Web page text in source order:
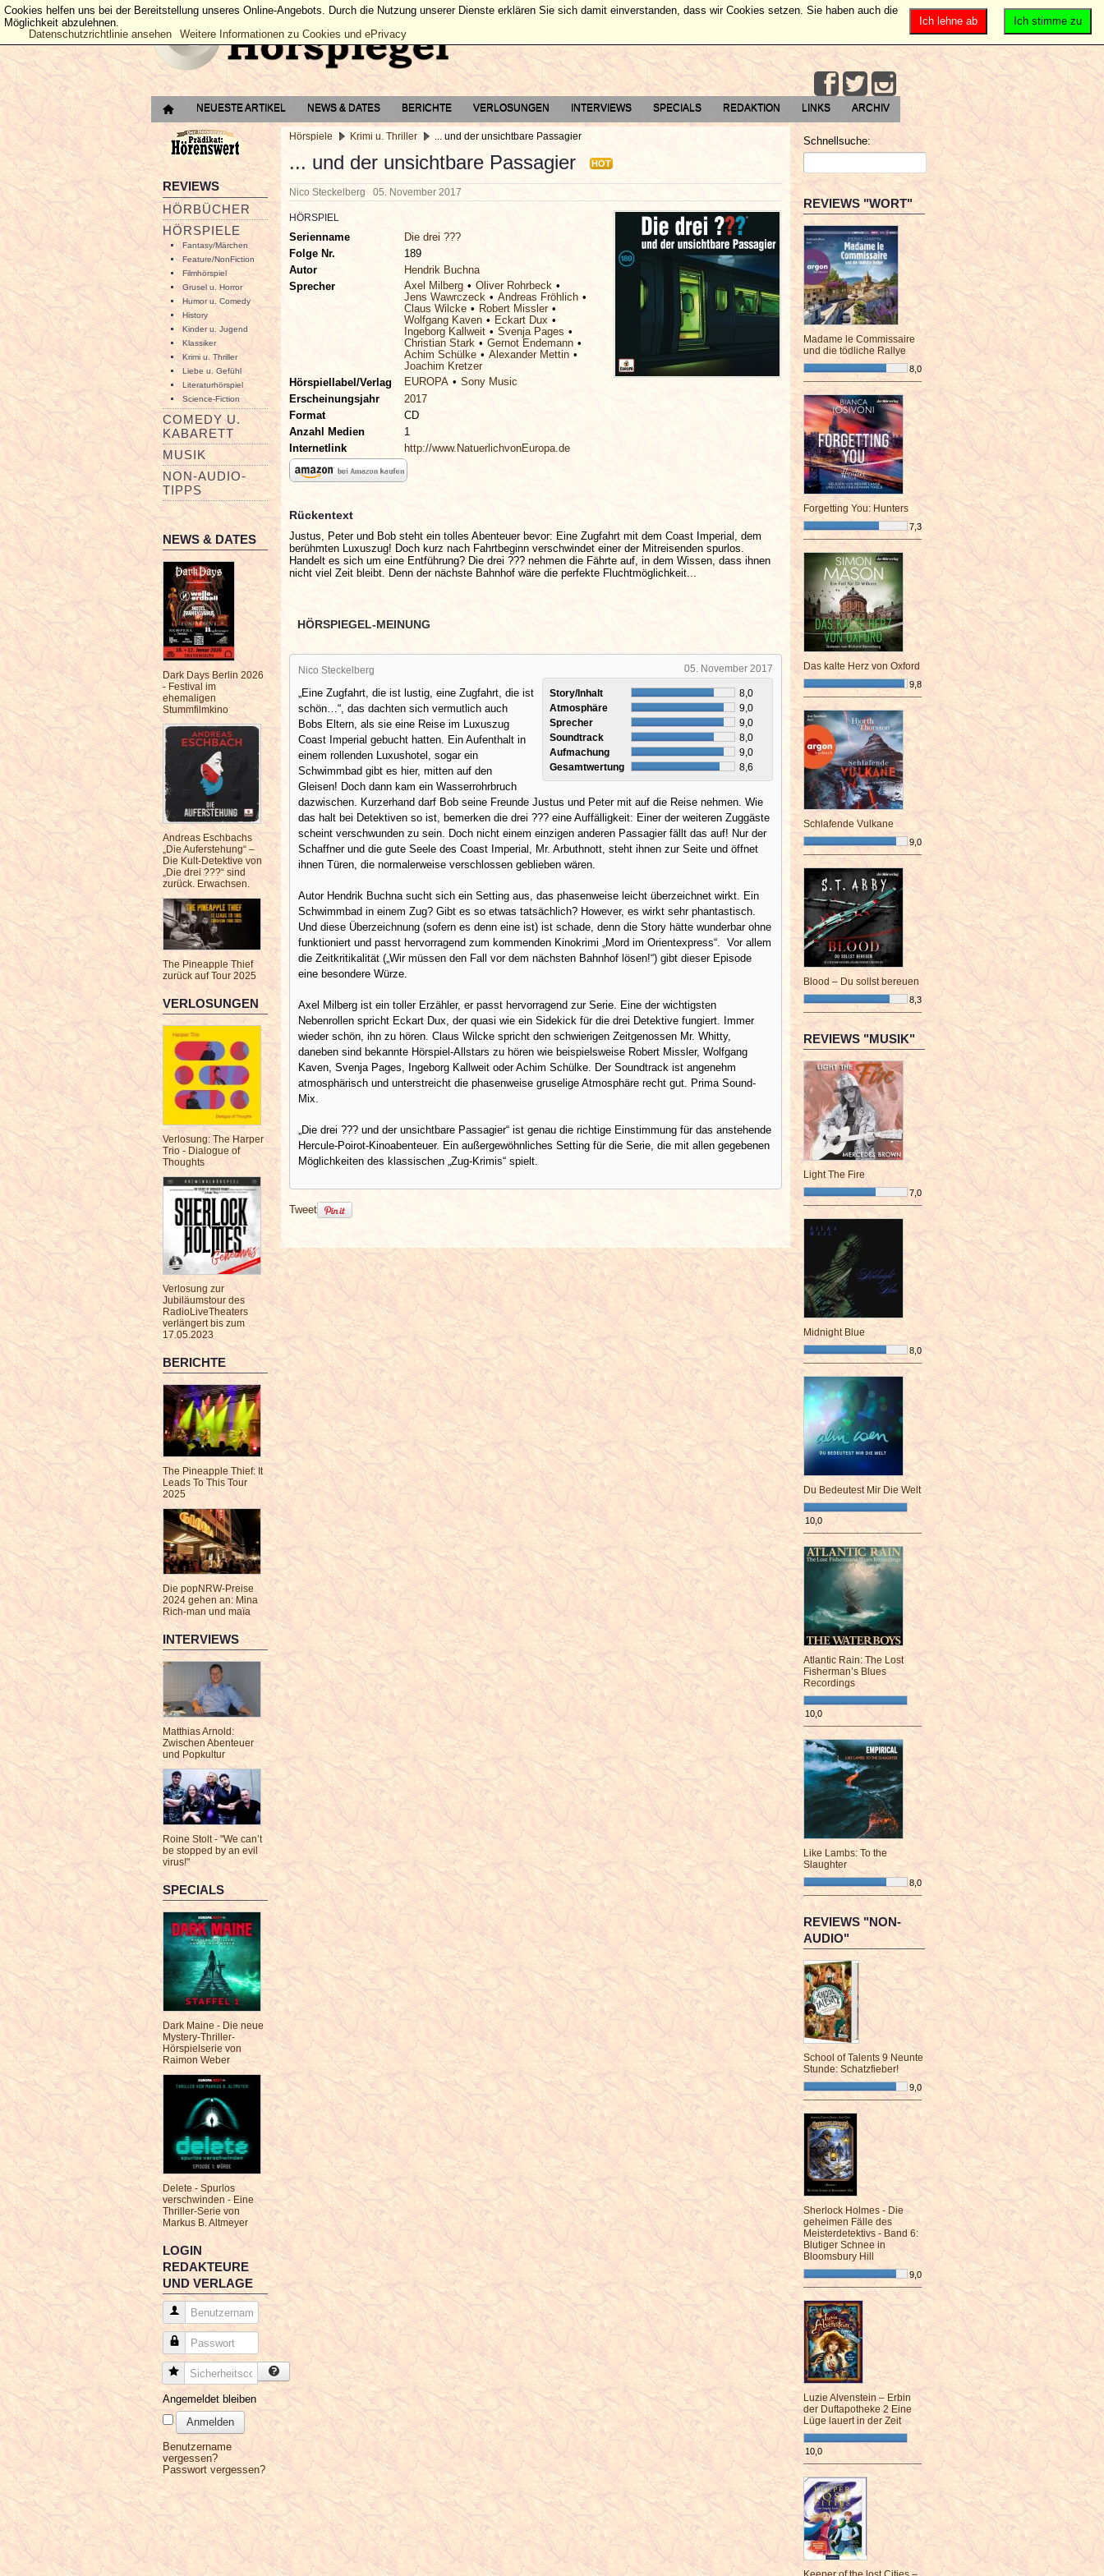
NEUESTE ARTIKEL NEWS & DATES BERICHTE VERLOSUNGEN INTERVIEWS SPECIALS REDAKTION LINKS ARCHIV
REVIEWS
HÖRBÜCHER
HÖRSPIELE
Fantasy/Märchen
Feature/NonFiction
Filmhörspiel
Grusel u. Horror
Humor u. Comedy
History
Kinder u. Jugend
Klassiker
Krimi u. Thriller
Liebe u. Gefühl
Literaturhörspiel
Science-Fiction
COMEDY U.
KABARETT
MUSIK
NON-AUDIO-
TIPPS
NEWS & DATES
Dark Days Berlin 2026
- Festival im
ehemaligen
Stummfilmkino
Andreas Eschbachs
„Die Auferstehung“ –
Die Kult-Detektive von
„Die drei ???“ sind
zurück. Erwachsen.
The Pineapple Thief
zurück auf Tour 2025
VERLOSUNGEN
Verlosung: The Harper
Trio - Dialogue of
Thoughts
Verlosung zur
Jubiläumstour des
RadioLiveTheaters
verlängert bis zum
17.05.2023
BERICHTE
The Pineapple Thief: It
Leads To This Tour
2025
Die popNRW-Preise
2024 gehen an: Mina
Rich-man und maïa
INTERVIEWS
Matthias Arnold:
Zwischen Abenteuer
und Popkultur
Roine Stolt - "We can’t
be stopped by an evil
virus!"
SPECIALS
Dark Maine - Die neue
Mystery-Thriller-
Hörspielserie von
Raimon Weber
Delete - Spurlos
verschwinden - Eine
Thriller-Serie von
Markus B. Altmeyer
LOGIN
REDAKTEURE
UND VERLAGE
Benutzername
Passwort
Sicherheitscode
Angemeldet bleiben
Anmelden
Benutzername
vergessen?
Passwort vergessen?
Hörspiele Krimi u. Thriller ... und der unsichtbare Passagier
... und der unsichtbare Passagier HOT
Nico Steckelberg 05. November 2017
HÖRSPIEL
Serienname
Die drei ???
Folge Nr.
189
Autor
Hendrik Buchna
Sprecher
Axel Milberg
Oliver Rohrbeck
Jens Wawrczeck
Andreas Fröhlich
Claus Wilcke
Robert Missler
Wolfgang Kaven
Eckart Dux
Ingeborg Kallweit
Svenja Pages
Christian Stark
Gernot Endemann
Achim Schülke
Alexander Mettin
Joachim Kretzer
Hörspiellabel/Verlag
EUROPA
Sony Music
Erscheinungsjahr
2017
Format
CD
Anzahl Medien
1
Internetlink
http://www.NatuerlichvonEuropa.de
Rückentext
Justus, Peter und Bob steht ein tolles Abenteuer bevor: Eine Zugfahrt mit dem Coast Imperial, dem
berühmten Luxuszug! Doch kurz nach Fahrtbeginn verschwindet einer der Mitreisenden spurlos.
Handelt es sich um eine Entführung? Die drei ??? nehmen die Fährte auf, in dem Wissen, dass ihnen
nicht viel Zeit bleibt. Denn der nächste Bahnhof wäre die perfekte Fluchtmöglichkeit...
HÖRSPIEGEL-MEINUNG
05. November 2017
Nico Steckelberg
Story/Inhalt
8,0
Atmosphäre
9,0
Sprecher
9,0
Soundtrack
8,0
Aufmachung
9,0
Gesamtwertung
8,6
„Eine Zugfahrt, die ist lustig, eine Zugfahrt, die ist
schön…“, das dachten sich vermutlich auch
Bobs Eltern, als sie eine Reise im Luxuszug
Coast Imperial gebucht hatten. Ein Aufenthalt in
einem rollenden Luxushotel, sogar ein
Schwimmbad gibt es hier, mitten auf den
Gleisen! Doch dann kam ein Wasserrohrbruch
dazwischen. Kurzerhand darf Bob seine Freunde Justus und Peter mit auf die Reise nehmen. Wie
das halt bei Detektiven so ist, bemerken die drei ??? eine Auffälligkeit: Einer der weiteren Zuggäste
scheint verschwunden zu sein. Doch nicht einem einzigen anderen Passagier fällt das auf! Nur der
Schaffner und die gute Seele des Coast Imperial, Mr. Arbuthnott, steht ihnen zur Seite und öffnet
ihnen Türen, die normalerweise verschlossen geblieben wären.
Autor Hendrik Buchna sucht sich ein Setting aus, das phasenweise leicht überzeichnet wirkt. Ein
Schwimmbad in einem Zug? Gibt es so etwas tatsächlich? However, es wirkt sehr phantastisch.
Und diese Überzeichnung (sofern es denn eine ist) ist schade, denn die Story hätte wunderbar ohne
funktioniert und passt hervorragend zum kommenden Kinokrimi „Mord im Orientexpress“. Vor allem
die Zeitkritikalität („Wir müssen den Fall vor dem nächsten Bahnhof lösen!“) gibt dieser Episode
eine besondere Würze.
Axel Milberg ist ein toller Erzähler, er passt hervorragend zur Serie. Eine der wichtigsten
Nebenrollen spricht Eckart Dux, der quasi wie ein Sidekick für die drei Detektive fungiert. Immer
wieder schön, ihn zu hören. Claus Wilcke spricht den schwierigen Zeitgenossen Mr. Whitty,
daneben sind bekannte Hörspiel-Allstars zu hören wie beispielsweise Robert Missler, Wolfgang
Kaven, Svenja Pages, Ingeborg Kallweit oder Achim Schülke. Der Soundtrack ist angenehm
atmosphärisch und unterstreicht die phasenweise gruselige Atmosphäre recht gut. Prima Sound-
Mix.
„Die drei ??? und der unsichtbare Passagier“ ist genau die richtige Einstimmung für das anstehende
Hercule-Poirot-Kinoabenteuer. Ein außergewöhnliches Setting für die Serie, die mit allen gegebenen
Möglichkeiten des klassischen „Zug-Krimis“ spielt.
Tweet
Schnellsuche:
REVIEWS "WORT"
Madame le Commissaire
und die tödliche Rallye
8,0
¯¯¯¯¯¯¯¯¯¯¯¯¯¯¯¯¯¯¯¯¯¯¯¯
Forgetting You: Hunters
7,3
¯¯¯¯¯¯¯¯¯¯¯¯¯¯¯¯¯¯¯¯¯¯¯¯
Das kalte Herz von Oxford
9,8
¯¯¯¯¯¯¯¯¯¯¯¯¯¯¯¯¯¯¯¯¯¯¯¯
Schlafende Vulkane
9,0
¯¯¯¯¯¯¯¯¯¯¯¯¯¯¯¯¯¯¯¯¯¯¯¯
Blood – Du sollst bereuen
8,3
¯¯¯¯¯¯¯¯¯¯¯¯¯¯¯¯¯¯¯¯¯¯¯¯
REVIEWS "MUSIK"
Light The Fire
7,0
¯¯¯¯¯¯¯¯¯¯¯¯¯¯¯¯¯¯¯¯¯¯¯¯
Midnight Blue
8,0
¯¯¯¯¯¯¯¯¯¯¯¯¯¯¯¯¯¯¯¯¯¯¯¯
Du Bedeutest Mir Die Welt
10,0
¯¯¯¯¯¯¯¯¯¯¯¯¯¯¯¯¯¯¯¯¯¯¯¯
Atlantic Rain: The Lost
Fisherman’s Blues
Recordings
10,0
¯¯¯¯¯¯¯¯¯¯¯¯¯¯¯¯¯¯¯¯¯¯¯¯
Like Lambs: To the
Slaughter
8,0
¯¯¯¯¯¯¯¯¯¯¯¯¯¯¯¯¯¯¯¯¯¯¯¯
REVIEWS "NON-
AUDIO"
School of Talents 9 Neunte
Stunde: Schatzfieber!
9,0
¯¯¯¯¯¯¯¯¯¯¯¯¯¯¯¯¯¯¯¯¯¯¯¯
Sherlock Holmes - Die
geheimen Fälle des
Meisterdetektivs - Band 6:
Blutiger Schnee in
Bloomsbury Hill
9,0
¯¯¯¯¯¯¯¯¯¯¯¯¯¯¯¯¯¯¯¯¯¯¯¯
Luzie Alvenstein – Erbin
der Duftapotheke 2 Eine
Lüge lauert in der Zeit
10,0
¯¯¯¯¯¯¯¯¯¯¯¯¯¯¯¯¯¯¯¯¯¯¯¯
Ich stimme zu
Ich lehne ab
Cookies helfen uns bei der Bereitstellung unseres Online-Angebots. Durch die Nutzung unserer Dienste erklären Sie sich damit einverstanden, dass wir Cookies setzen. Sie haben auch die
Möglichkeit abzulehnen.
Datenschutzrichtlinie ansehen
Weitere Informationen zu Cookies und ePrivacy